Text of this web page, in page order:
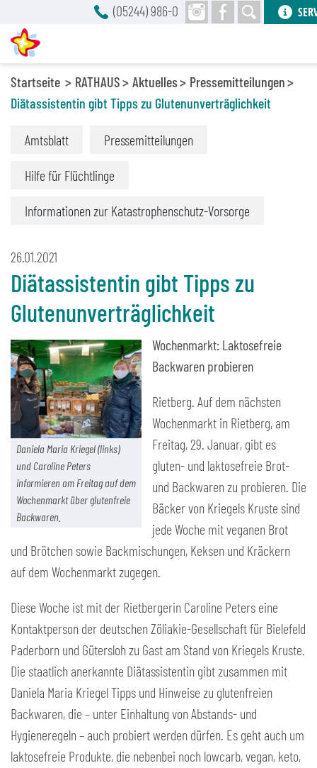
Startseite RATHAUS Aktuelles
Pressemitteilungen
Diätassistentin gibt Tipps zu Glutenunverträglichkeit
Amtsblatt Pressemitteilungen
Hilfe für Flüchtlinge
Informationen zur Katastrophenschutz-Vorsorge
26.01.2021
Diätassistentin gibt Tipps zu
Glutenunverträglichkeit
Daniela Maria Kriegel (links)
und Caroline Peters
informieren am Freitag auf dem
Wochenmarkt über glutenfreie
Backwaren.
Wochenmarkt: Laktosefreie
Backwaren probieren
Rietberg. Auf dem nächsten
Wochenmarkt in Rietberg, am
Freitag, 29. Januar, gibt es
gluten- und laktosefreie Brot-
und Backwaren zu probieren. Die
Bäcker von Kriegels Kruste sind
jede Woche mit veganen Brot
und Brötchen sowie Backmischungen, Keksen und Kräckern
auf dem Wochenmarkt zugegen.
Diese Woche ist mit der Rietbergerin Caroline Peters eine
Kontaktperson der deutschen Zöliakie-Gesellschaft für Bielefeld
Paderborn und Gütersloh zu Gast am Stand von Kriegels Kruste.
Die staatlich anerkannte Diätassistentin gibt zusammen mit
Daniela Maria Kriegel Tipps und Hinweise zu glutenfreien
Backwaren, die – unter Einhaltung von Abstands- und
Hygieneregeln – auch probiert werden dürfen. Es geht auch um
laktosefreie Produkte, die nebenbei noch lowcarb, vegan, keto,
(05244) 986-0